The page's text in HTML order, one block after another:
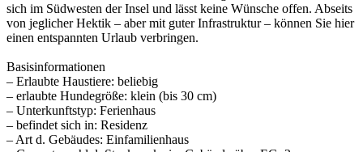
sich im Südwesten der Insel und lässt keine Wünsche offen. Abseits
von jeglicher Hektik – aber mit guter Infrastruktur – können Sie hier
einen entspannten Urlaub verbringen.
Basisinformationen
– Erlaubte Haustiere: beliebig
– erlaubte Hundegröße: klein (bis 30 cm)
– Unterkunftstyp: Ferienhaus
– befindet sich in: Residenz
– Art d. Gebäudes: Einfamilienhaus